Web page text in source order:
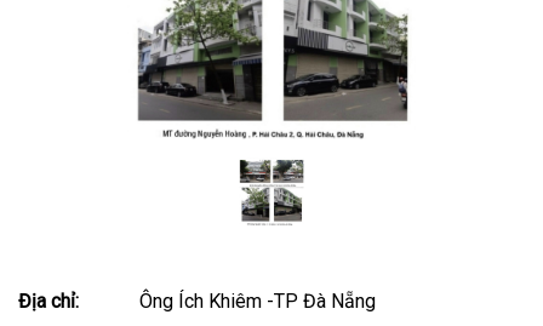
Địa chỉ:
Ông Ích Khiêm -TP Đà Nẵng